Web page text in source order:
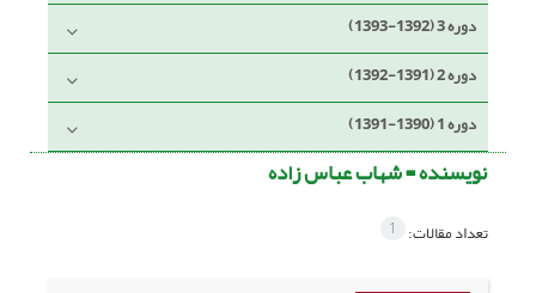
دوره 3 (1392-1393)
دوره 2 (1391-1392)
دوره 1 (1390-1391)
نویسنده =شهاب عباس زاده
تعداد مقالات: 1